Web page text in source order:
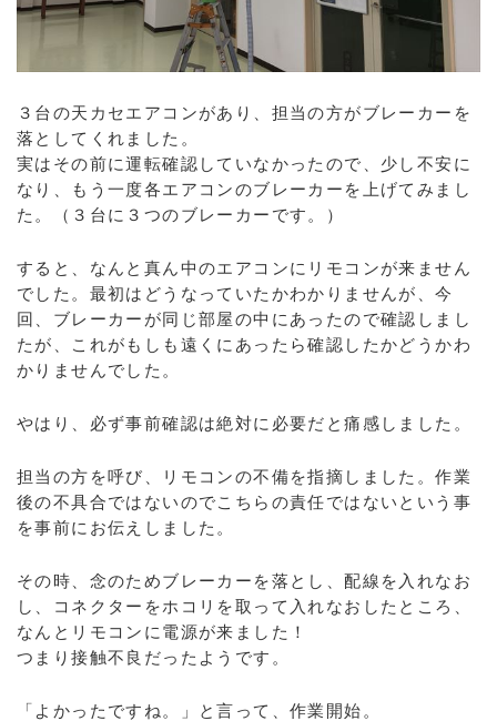
３台の天カセエアコンがあり、担当の方がブレーカーを
落としてくれました。
実はその前に運転確認していなかったので、少し不安に
なり、もう一度各エアコンのブレーカーを上げてみまし
た。（３台に３つのブレーカーです。）
すると、なんと真ん中のエアコンにリモコンが来ません
でした。最初はどうなっていたかわかりませんが、今
回、ブレーカーが同じ部屋の中にあったので確認しまし
たが、これがもしも遠くにあったら確認したかどうかわ
かりませんでした。
やはり、必ず事前確認は絶対に必要だと痛感しました。
担当の方を呼び、リモコンの不備を指摘しました。作業
後の不具合ではないのでこちらの責任ではないという事
を事前にお伝えしました。
その時、念のためブレーカーを落とし、配線を入れなお
し、コネクターをホコリを取って入れなおしたところ、
なんとリモコンに電源が来ました！
つまり接触不良だったようです。
「よかったですね。」と言って、作業開始。